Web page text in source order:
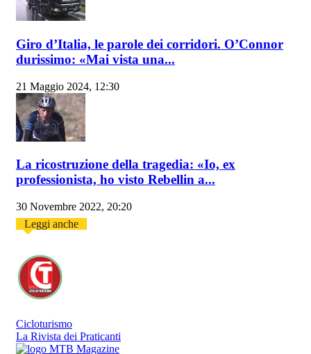
Giro d’Italia, le parole dei corridori. O’Connor
durissimo: «Mai vista una...
21 Maggio 2024, 12:30
La ricostruzione della tragedia: «Io, ex
professionista, ho visto Rebellin a...
30 Novembre 2022, 20:20
Leggi anche
Cicloturismo
La Rivista dei Praticanti